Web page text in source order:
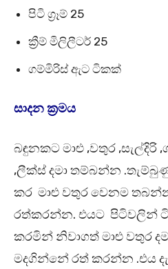
පිටි ග්‍රෑම් 25
ක්‍රීම් මිලිලීටර් 25
ගම්මිරිස් ඇට ටිකක්
සාදන ක්‍රමය
බඳුනකට මාළු ,වතුර ,සැල්දිරි
,ලීක්ස් දමා තම්බන්න
කර මාළු වතුර වෙනම
රත්කරන්න. එයට පිටිවලින්
කරමින් නිවාගත් මාළු වතුර
මදගින්නේ රත් කරන්න .එය